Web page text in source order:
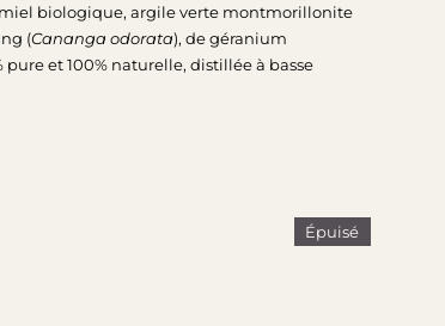
biologique, argile verte montmorillonite
(Cananga odorata), degéranium
pure et 100% naturelle, distillée à basse
Épuisé